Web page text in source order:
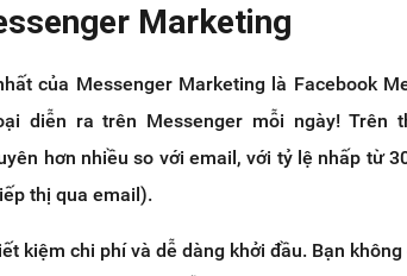
Marketing
của Messenger Marketing là Facebook
diễn ra trên Messenger mỗi ngày! Trên
hơn nhiều so với email, với tỷ lệ nhấp từ
thị qua email).
kiệm chi phí và dễ dàng khởi đầu. Bạn